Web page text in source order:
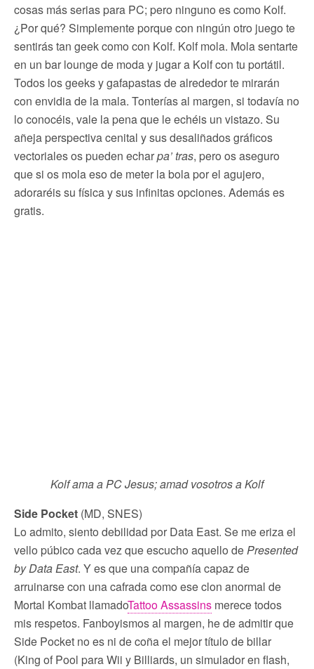
cosas más serias para PC; pero ninguno es como Kolf.
¿Por qué? Simplemente porque con ningún otro juego te
sentirás tan geek como con Kolf. Kolf mola. Mola sentarte
en un bar lounge de moda y jugar a Kolf con tu portátil.
Todos los geeks y gafapastas de alrededor te mirarán
con envidia de la mala. Tonterías al margen, si todavía no
lo conocéis, vale la pena que le echéis un vistazo. Su
añeja perspectiva cenital y sus desaliñados gráficos
vectoriales os pueden echarpa’ tras, pero os aseguro
que si os mola eso de meter la bola por el agujero,
adoraréis su física y sus infinitas opciones. Además es
gratis.
Kolf ama a PC Jesus; amad vosotros a Kolf
Side Pocket (MD, SNES)
Lo admito, siento debilidad por Data East. Se me eriza el
vello púbico cada vez que escucho aquello dePresented
by Data East. Y es que una compañía capaz de
arruinarse con una cafrada como ese clon anormal de
Mortal Kombat llamadoTattoo Assassins merece todos
mis respetos. Fanboyismos al margen, he de admitir que
Side Pocket no es ni de coña el mejor título de billar
(King of Pool para Wii y Billiards, un simulador en flash,